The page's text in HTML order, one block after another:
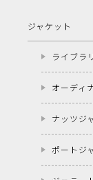
ジャケット
ライブラ
オーディ
ナッツジ
ポートジ